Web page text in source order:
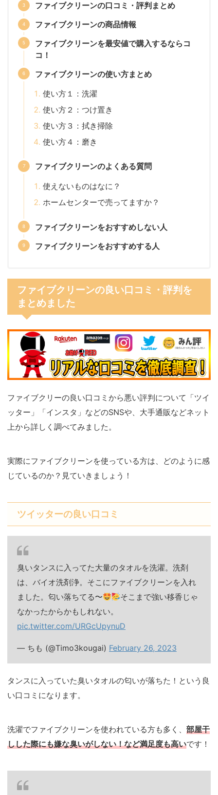
ファイブクリーンの口コミ・評判まとめ
ファイブクリーンの商品情報
ファイブクリーンを最安値で購入するならコ
コ！
ファイブクリーンの使い方まとめ
使い方１：洗濯
使い方２：つけ置き
使い方３：拭き掃除
使い方４：磨き
ファイブクリーンのよくある質問
使えないものはなに？
ホームセンターで売ってますか？
ファイブクリーンをおすすめしない人
ファイブクリーンをおすすめする人
ファイブクリーンの良い口コミ・評判を
まとめました
ファイブクリーの良い口コミから悪い評判について「ツイ
ッター」「インスタ」などのSNSや、大手通販などネット
上から詳しく調べてみました。
実際にファイブクリーンを使っている方は、どのように感
じているのか？見ていきましょう！
ツイッターの良い口コミ
臭いタンスに入ってた大量のタオルを洗濯。洗剤
は、バイオ洗剤浄。そこにファイブクリーンを入れ
ました。匂い落ちてる〜
そこまで強い移香じゃ
なかったからかもしれない。
pic.twitter.com/URGcUpynuD
— ちも (@Timo3kougai) February 26, 2023
タンスに入っていた臭いタオルの匂いが落ちた！という良
い口コミになります。
洗濯でファイブクリーンを使われている方も多く、 部屋干
しした際にも嫌な臭いがしない！など満足度も高いです！